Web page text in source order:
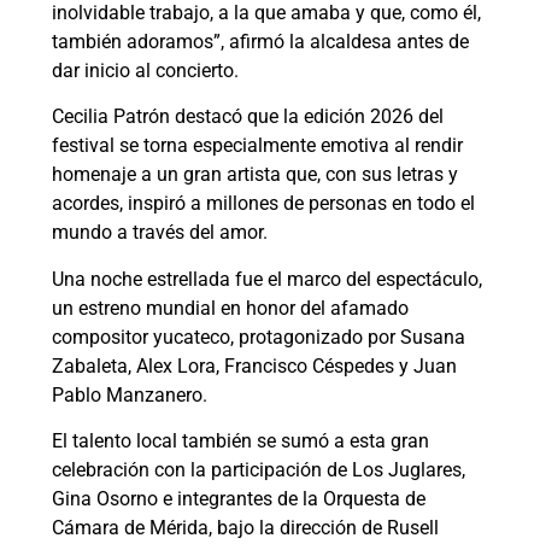
inolvidable trabajo, a la que amaba y que, como él,
también adoramos”, afirmó la alcaldesa antes de
dar inicio al concierto.
Cecilia Patrón destacó que la edición 2026 del
festival se torna especialmente emotiva al rendir
homenaje a un gran artista que, con sus letras y
acordes, inspiró a millones de personas en todo el
mundo a través del amor.
Una noche estrellada fue el marco del espectáculo,
un estreno mundial en honor del afamado
compositor yucateco, protagonizado por Susana
Zabaleta, Alex Lora, Francisco Céspedes y Juan
Pablo Manzanero.
El talento local también se sumó a esta gran
celebración con la participación de Los Juglares,
Gina Osorno e integrantes de la Orquesta de
Cámara de Mérida, bajo la dirección de Rusell